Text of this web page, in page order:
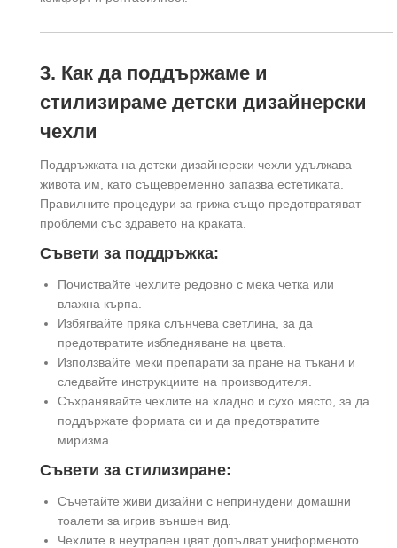
3. Как да поддържаме и
стилизираме детски дизайнерски
чехли
Поддръжката на детски дизайнерски чехли удължава
живота им, като същевременно запазва естетиката.
Правилните процедури за грижа също предотвратяват
проблеми със здравето на краката.
Съвети за поддръжка:
Почиствайте чехлите редовно с мека четка или
влажна кърпа.
Избягвайте пряка слънчева светлина, за да
предотвратите избледняване на цвета.
Използвайте меки препарати за пране на тъкани и
следвайте инструкциите на производителя.
Съхранявайте чехлите на хладно и сухо място, за да
поддържате формата си и да предотвратите
миризма.
Съвети за стилизиране:
Съчетайте живи дизайни с непринудени домашни
тоалети за игрив външен вид.
Чехлите в неутрален цвят допълват униформеното